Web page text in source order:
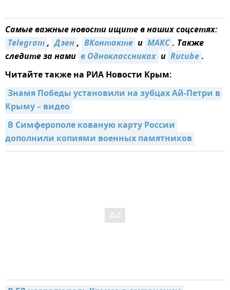
Самые важные новости ищите в наших соцсетях:
Telegram, Дзен, ВКонтакте и МАКС. Также
следите за нами в Одноклассниках и Rutube.
Читайте также на РИА Новости Крым:
Знамя Победы установили на зубцах Ай-Петри в
Крыму – видео
В Симферополе кованую карту России
дополнили копиями военных памятников